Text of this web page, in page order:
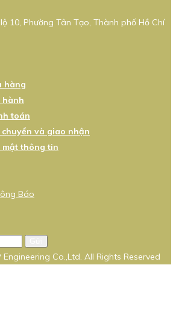
10, Phường Tân Tạo, Thành phố Hồ Chí
hàng
hành
toán
và giao nhận
mật thông tin
Co.,Ltd. All Rights Reserved